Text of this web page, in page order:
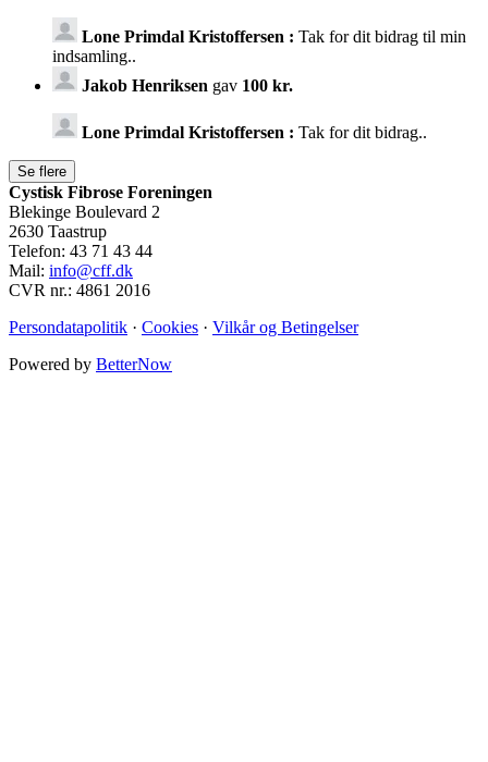
Lone Primdal Kristoffersen : Tak for dit bidrag til min
indsamling..
Jakob Henriksen gav 100 kr.
Lone Primdal Kristoffersen : Tak for dit bidrag..
Cystisk Fibrose Foreningen
Blekinge Boulevard 2
2630 Taastrup
Telefon: 43 71 43 44
Mail: info@cff.dk
CVR nr.: 4861 2016
Persondatapolitik · Cookies · Vilkår og Betingelser
Powered by BetterNow